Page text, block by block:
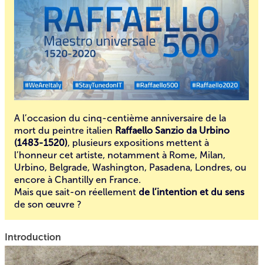
A l’occasion du cinq-centième anniversaire de la
mort du peintre italien Raffaello Sanzio da Urbino
(1483-1520), plusieurs expositions mettent à
l’honneur cet artiste, notamment à Rome, Milan,
Urbino, Belgrade, Washington, Pasadena, Londres, ou
encore à Chantilly en France.
Mais que sait-on réellement de l’intention et du sens
de son œuvre ?
Introduction